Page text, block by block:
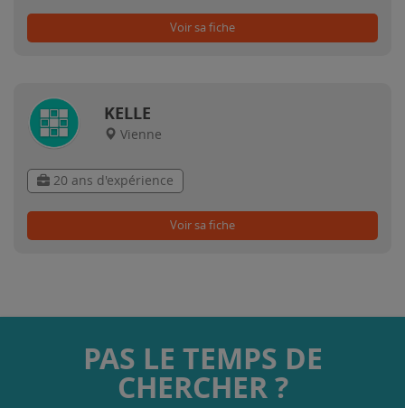
Voir sa fiche
KELLE
Vienne
20 ans d'expérience
Voir sa fiche
PAS LE TEMPS DE
CHERCHER ?